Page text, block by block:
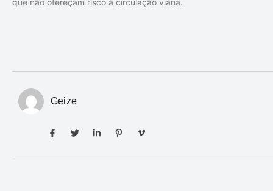
que não ofereçam risco à circulação viária.
Geize